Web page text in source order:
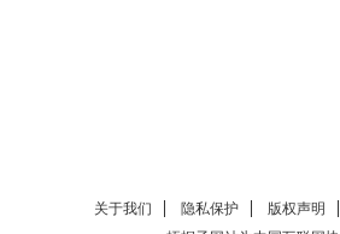
关于我们 隐私保护
版权声明